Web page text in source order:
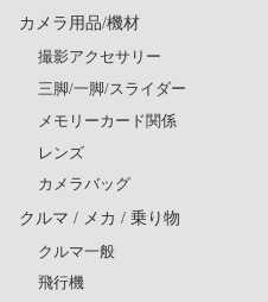
カメラ用品/機材
撮影アクセサリー
三脚/一脚/スライダー
メモリーカード関係
レンズ
カメラバッグ
クルマ / メカ / 乗り物
クルマ一般
飛行機